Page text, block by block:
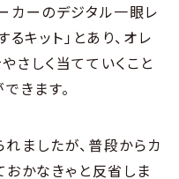
カーのデジタル一眼レ
キット」とあり、オレ
さしく当てていくこと
きます。
ましたが、普段からカ
おかなきゃと反省しま